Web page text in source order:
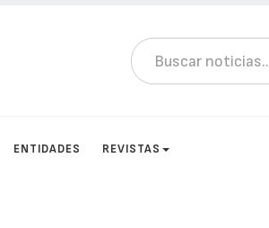
ENTIDADES REVISTAS